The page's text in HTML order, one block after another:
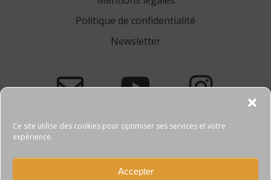
Ce site utilise des cookies pour optimiser ses services et votre
expérience.
Accepter
Politique de confidentialité
Newsletter